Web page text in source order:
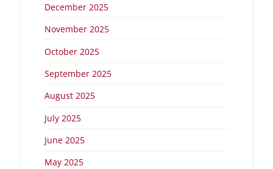
December 2025
November 2025
October 2025
September 2025
August 2025
July 2025
June 2025
May 2025